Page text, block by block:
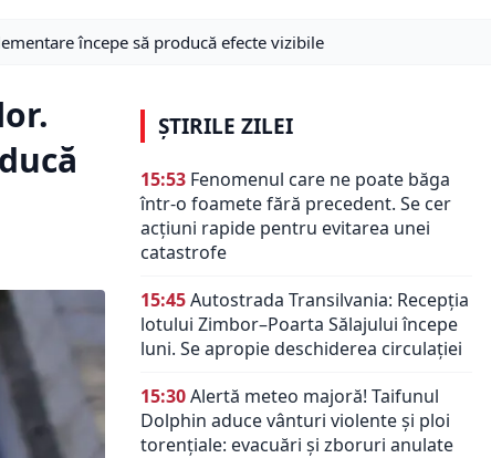
începe să producă efecte vizibile
ȘTIRILE ZILEI
15:53 Fenomenul care ne poate băga
într-o foamete fără precedent. Se cer
acțiuni rapide pentru evitarea unei
catastrofe
15:45Autostrada Transilvania: Recepția
lotului Zimbor–Poarta Sălajului începe
luni. Se apropie deschiderea circulației
15:30Alertă meteo majoră! Taifunul
Dolphin aduce vânturi violente și ploi
torențiale: evacuări și zboruri anulate